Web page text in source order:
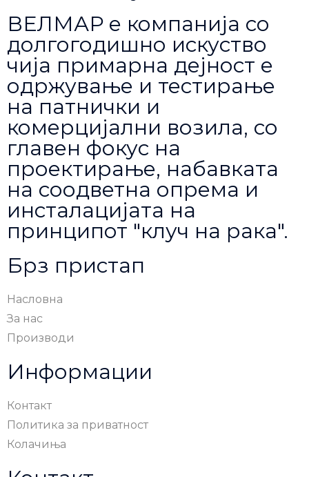
ВЕЛМАР е компанија со
долгогодишно искуство
чија примарна дејност е
одржување и тестирање
на патнички и
комерцијални возила, со
главен фокус на
проектирање, набавката
на соодветна опрема и
инсталацијата на
принципот "клуч на рака".
Брз пристап
Насловна
За нас
Производи
Информации
Контакт
Политика за приватност
Колачиња